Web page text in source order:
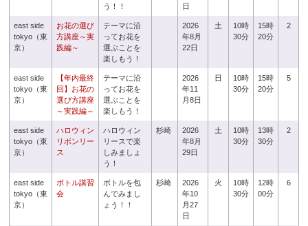
う！！
日
east side
tokyo（東
京）
お花の選び
方講座～実
践編～
テーマに沿
ってお花を
選ぶことを
楽しもう！
2026
年8月
22日
土
10時
30分
15時
20分
2
east side
tokyo（東
京）
【年内最終
回】お花の
選び方講座
～実践編～
テーマに沿
ってお花を
選ぶことを
楽しもう！
2026
年11
月8日
日
10時
30分
15時
20分
5
east side
tokyo（東
京）
ハロウィン
リボンリー
ス
ハロウィン
リースで楽
しみましょ
う！
杉崎
2026
年8月
29日
土
10時
30分
13時
30分
2
east side
tokyo（東
京）
ボトル講習
会
ボトルを包
んでみまし
ょう！！
杉崎
2026
年10
月27
日
火
10時
30分
12時
00分
6